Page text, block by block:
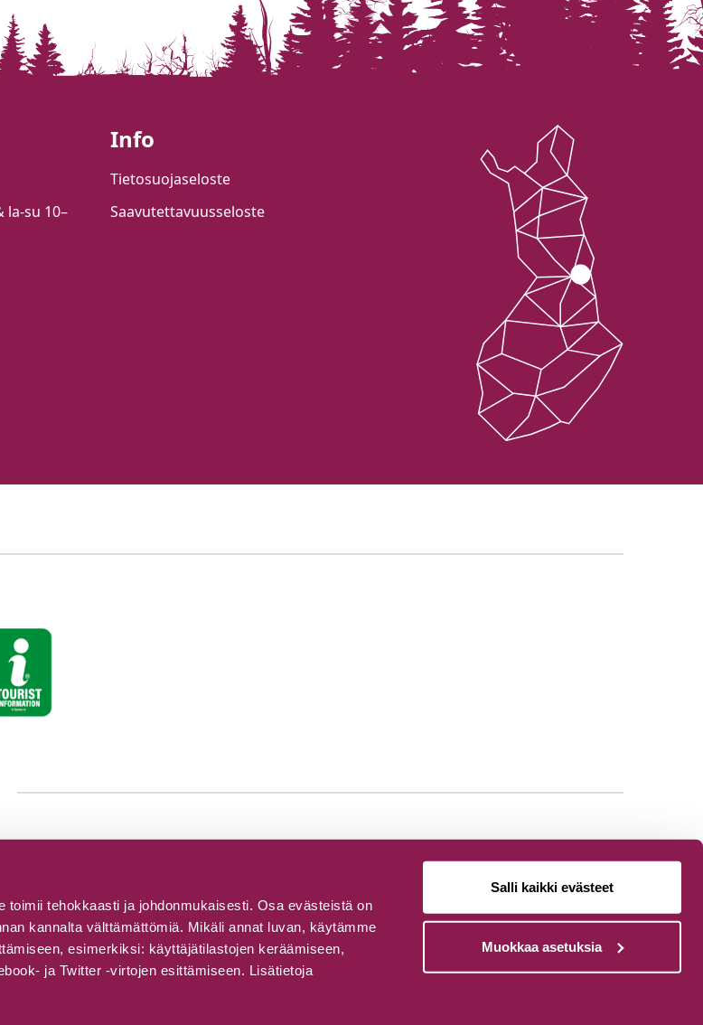
toimii tehokkaasti ja johdonmukaisesti. Osa evästeistä on
kannalta välttämättömiä. Mikäli annat luvan, käytämme
esimerkiksi: käyttäjätilastojen keräämiseen,
ja Twitter -virtojen esittämiseen. Lisätietoja
Salli kaikki evästeet
Muokkaa asetuksia
la-su 10–
Info
Tietosuojaseloste
Saavutettavuusseloste